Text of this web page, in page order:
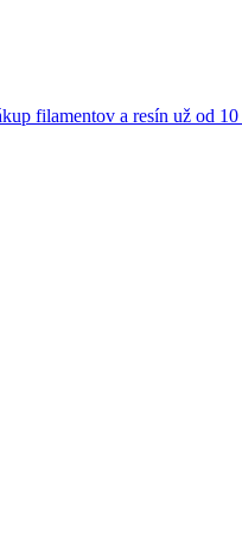
filamentov a resín už od 10